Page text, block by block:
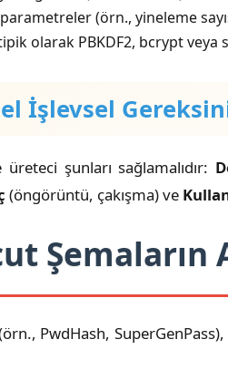
parametreler (örn., yineleme
olarak PBKDF2, bcrypt
İşlevsel
şunları sağlamalıdır:
(öngörüntü, çakışma) ve
Şemaların
PwdHash,